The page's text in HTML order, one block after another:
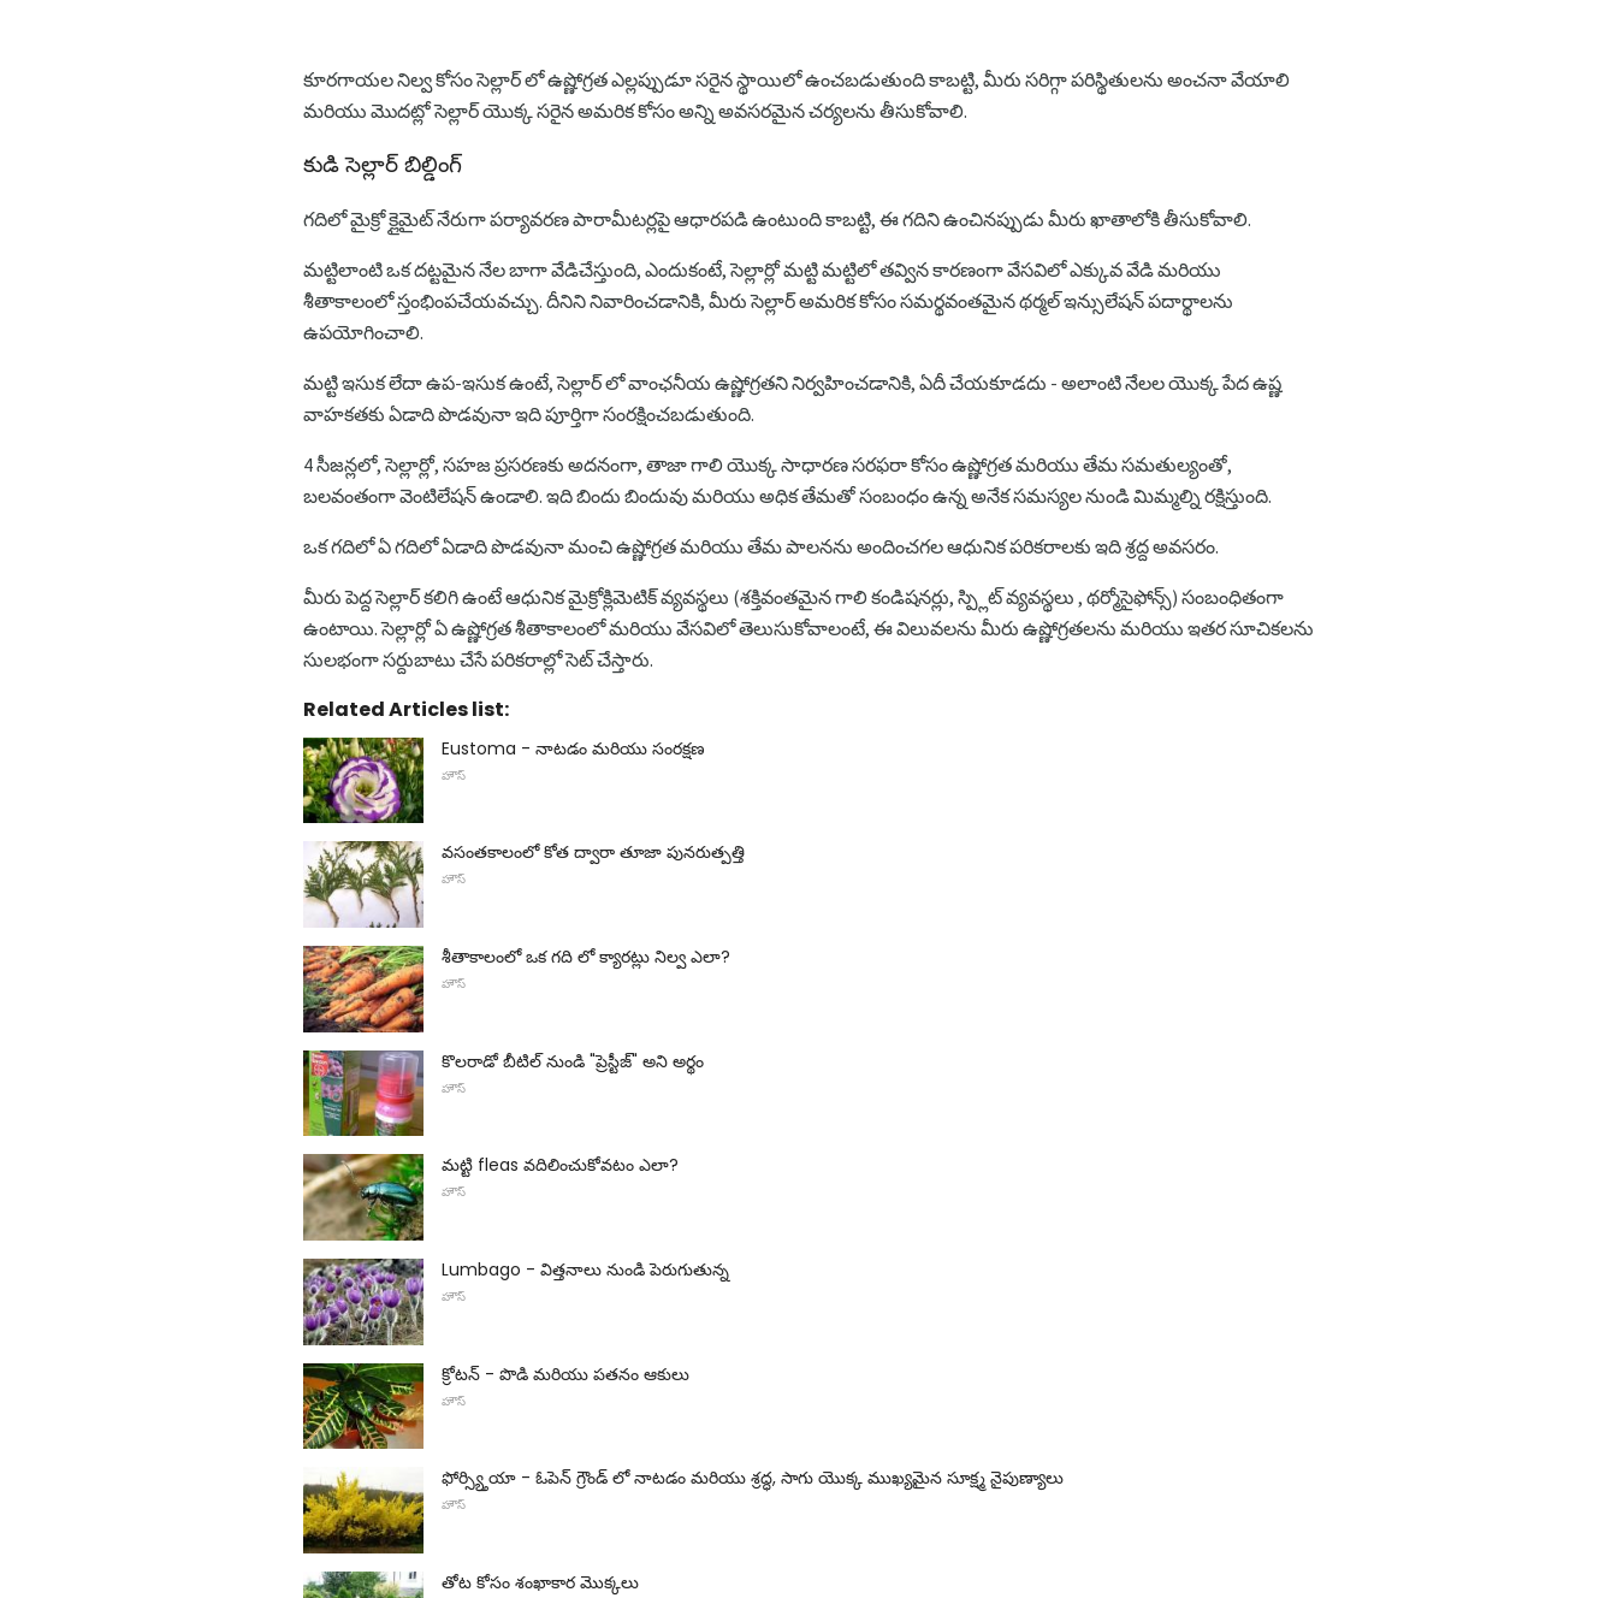
కూరగాయల నిల్వ కోసం సెల్లార్ లో ఉష్ణోగ్రత ఎల్లప్పుడూ సరైన స్థాయిలో ఉంచబడుతుంది కాబట్టి, మీరు సరిగ్గా పరిస్థితులను అంచనా వేయాలి
మరియు మొదట్లో సెల్లార్ యొక్క సరైన అమరిక కోసం అన్ని అవసరమైన చర్యలను తీసుకోవాలి.
కుడి సెల్లార్ బిల్డింగ్
గదిలో మైక్రో క్లైమైట్ నేరుగా పర్యావరణ పారామీటర్లపై ఆధారపడి ఉంటుంది కాబట్టి, ఈ గదిని ఉంచినప్పుడు మీరు ఖాతాలోకి తీసుకోవాలి.
మట్టిలాంటి ఒక దట్టమైన నేల బాగా వేడిచేస్తుంది, ఎందుకంటే, సెల్లార్లో మట్టి మట్టిలో తవ్విన కారణంగా వేసవిలో ఎక్కువ వేడి మరియు
శీతాకాలంలో స్తంభింపచేయవచ్చు. దీనిని నివారించడానికి, మీరు సెల్లార్ అమరిక కోసం సమర్థవంతమైన థర్మల్ ఇన్సులేషన్ పదార్థాలను
ఉపయోగించాలి.
మట్టి ఇసుక లేదా ఉప-ఇసుక ఉంటే, సెల్లార్ లో వాంఛనీయ ఉష్ణోగ్రతని నిర్వహించడానికి, ఏదీ చేయకూడదు - అలాంటి నేలల యొక్క పేద ఉష్ణ
వాహకతకు ఏడాది పొడవునా ఇది పూర్తిగా సంరక్షించబడుతుంది.
4 సీజన్లలో, సెల్లార్లో, సహజ ప్రసరణకు అదనంగా, తాజా గాలి యొక్క సాధారణ సరఫరా కోసం ఉష్ణోగ్రత మరియు తేమ సమతుల్యంతో,
బలవంతంగా వెంటిలేషన్ ఉండాలి. ఇది బిందు బిందువు మరియు అధిక తేమతో సంబంధం ఉన్న అనేక సమస్యల నుండి మిమ్మల్ని రక్షిస్తుంది.
ఒక గదిలో ఏ గదిలో ఏడాది పొడవునా మంచి ఉష్ణోగ్రత మరియు తేమ పాలనను అందించగల ఆధునిక పరికరాలకు ఇది శ్రద్ద అవసరం.
మీరు పెద్ద సెల్లార్ కలిగి ఉంటే ఆధునిక మైక్రోక్లిమెటిక్ వ్యవస్థలు (శక్తివంతమైన గాలి కండిషనర్లు, స్ప్లిట్ వ్యవస్థలు , థర్మోసైఫోన్స్) సంబంధితంగా
ఉంటాయి. సెల్లార్లో ఏ ఉష్ణోగ్రత శీతాకాలంలో మరియు వేసవిలో తెలుసుకోవాలంటే, ఈ విలువలను మీరు ఉష్ణోగ్రతలను మరియు ఇతర సూచికలను
సులభంగా సర్దుబాటు చేసే పరికరాల్లో సెట్ చేస్తారు.
Related Articles list:
Eustoma - నాటడం మరియు సంరక్షణ
హౌస్
వసంతకాలంలో కోత ద్వారా తూజా పునరుత్పత్తి
హౌస్
శీతాకాలంలో ఒక గది లో క్యారట్లు నిల్వ ఎలా?
హౌస్
కొలరాడో బీటిల్ నుండి "ప్రెస్టీజ్" అని అర్థం
హౌస్
మట్టి fleas వదిలించుకోవటం ఎలా?
హౌస్
Lumbago - విత్తనాలు నుండి పెరుగుతున్న
హౌస్
క్రోటన్ - పొడి మరియు పతనం ఆకులు
హౌస్
ఫోర్స్య్తియా - ఓపెన్ గ్రౌండ్ లో నాటడం మరియు శ్రద్ధ, సాగు యొక్క ముఖ్యమైన సూక్ష్మ నైపుణ్యాలు
హౌస్
తోట కోసం శంఖాకార మొక్కలు